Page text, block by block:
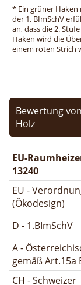
* Ein grüner Haken
der 1. BImSchV
an, dass die 2.
Haken wird die
einem roten Strich
Bewertung
Holz
EU-
13240
EU -
(Ökodesign)
D - 1.BImSchV
A -
gemäß Art.15a
CH - Schweizer